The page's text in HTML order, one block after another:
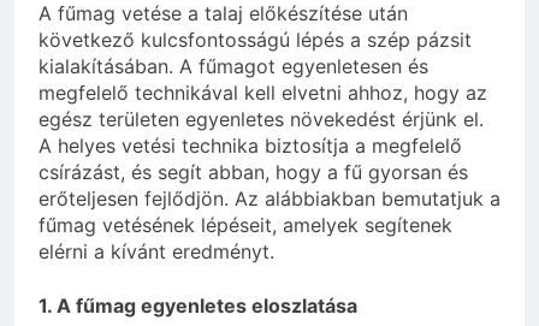
A fűmag vetése a talaj előkészítése után
következő kulcsfontosságú lépés a szép pázsit
kialakításában. A fűmagot egyenletesen és
megfelelő technikával kell elvetni ahhoz, hogy az
egész területen egyenletes növekedést érjünk el.
A helyes vetési technika biztosítja a megfelelő
csírázást, és segít abban, hogy a fű gyorsan és
erőteljesen fejlődjön. Az alábbiakban bemutatjuk a
fűmag vetésének lépéseit, amelyek segítenek
elérni a kívánt eredményt.
1. A fűmag egyenletes eloszlatása